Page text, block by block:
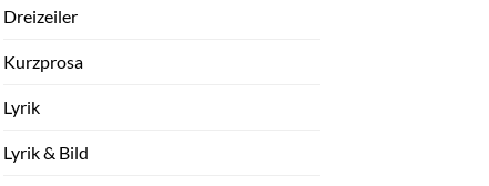
Dreizeiler
Kurzprosa
Lyrik
Lyrik & Bild